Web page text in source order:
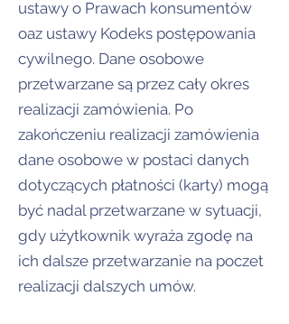
ustawy o Prawach konsumentów
oaz ustawy Kodeks postępowania
cywilnego. Dane osobowe
przetwarzane są przez cały okres
realizacji zamówienia. Po
zakończeniu realizacji zamówienia
dane osobowe w postaci danych
dotyczących płatności (karty) mogą
być nadal przetwarzane w sytuacji,
gdy użytkownik wyraża zgodę na
ich dalsze przetwarzanie na poczet
realizacji dalszych umów.